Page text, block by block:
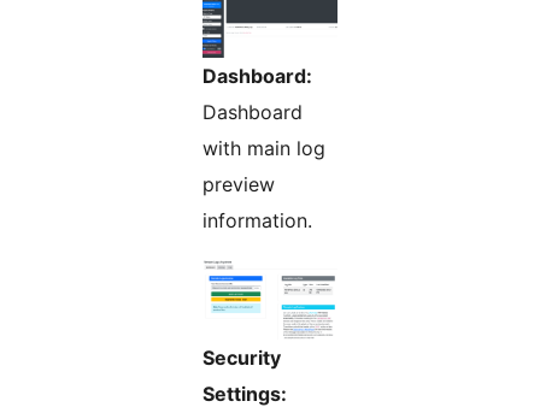
Dashboard:
Dashboard
with main log
preview
information.
Security
Settings: